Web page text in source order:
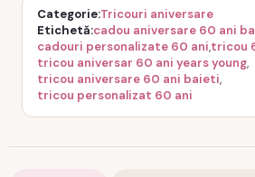
Categorie Tricouri aniversare
Etichetă cadou aniversare 60 ani
cadouri personalizate 60 ani,tricou
tricou aniversar 60 ani years young,
tricou aniversare 60 ani baieti,
tricou personalizat 60 ani